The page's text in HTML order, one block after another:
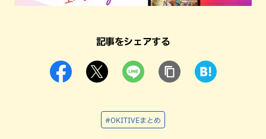
記事をシェアする
#OKITIVEまとめ